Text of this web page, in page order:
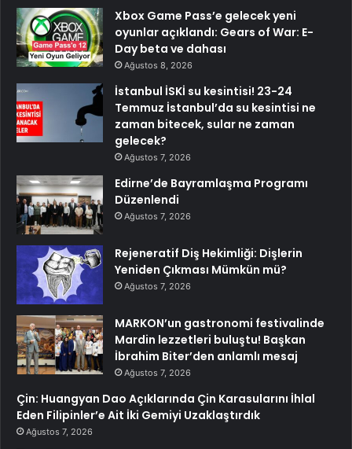
Xbox Game Pass’e gelecek yeni
oyunlar açıklandı: Gears of War: E-
Day beta ve dahası
Ağustos 8, 2026
İstanbul İSKİ su kesintisi! 23-24
Temmuz İstanbul’da su kesintisi ne
zaman bitecek, sular ne zaman
gelecek?
Ağustos 7, 2026
Edirne’de Bayramlaşma Programı
Düzenlendi
Ağustos 7, 2026
Rejeneratif Diş Hekimliği: Dişlerin
Yeniden Çıkması Mümkün mü?
Ağustos 7, 2026
MARKON’un gastronomi festivalinde
Mardin lezzetleri buluştu! Başkan
İbrahim Biter’den anlamlı mesaj
Ağustos 7, 2026
Çin: Huangyan Dao Açıklarında Çin Karasularını İhlal
Eden Filipinler’e Ait İki Gemiyi Uzaklaştırdık
Ağustos 7, 2026